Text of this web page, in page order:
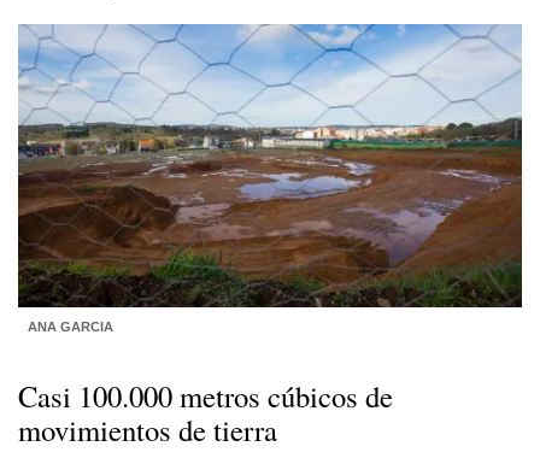
ANA GARCIA
Casi 100.000 metros cúbicos de
movimientos de tierra